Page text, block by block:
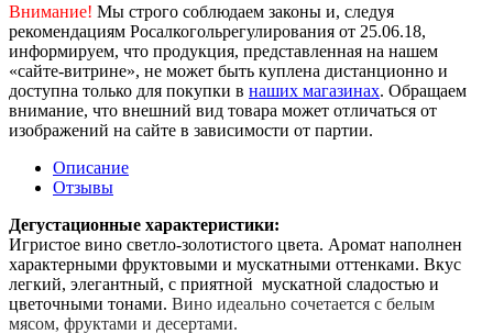
Внимание! Мы строго соблюдаем законы и, следуя
рекомендациям Росалкогольрегулирования от 25.06.18,
информируем, что продукция, представленная на нашем
«сайте-витрине», не может быть куплена дистанционно и
доступна только для покупки в наших магазинах. Обращаем
внимание, что внешний вид товара может отличаться от
изображений на сайте в зависимости от партии.
Описание
Отзывы
Дегустационные характеристики:
Игристое вино светло-золотистого цвета. Аромат наполнен
характерными фруктовыми и мускатными оттенками. Вкус
легкий, элегантный, с приятной мускатной сладостью и
цветочными тонами. Вино идеально сочетается с белым
мясом, фруктами и десертами.